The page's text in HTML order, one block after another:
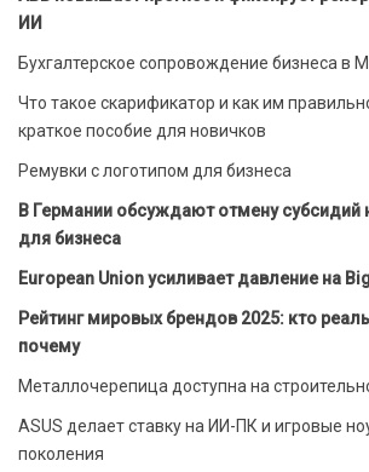
ИИ
Бухгалтерское сопровождение бизнеса в
Что такое скарификатор и как им
краткое пособие для новичков
Ремувки с логотипом для бизнеса
В Германии обсуждают отмену субсидий
для бизнеса
European Union усиливает давление на
Рейтинг мировых брендов 2025: кто
почему
Металлочерепица доступна на
ASUS делает ставку на ИИ-ПК и игровые
поколения